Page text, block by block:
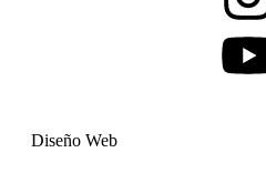
Diseño Web